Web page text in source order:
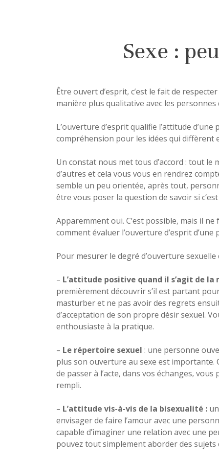
Sexe :
Être ouvert d’esprit, c’est le fait de
manière plus qualitative avec les personnes
L’ouverture d’esprit qualifie l’attitude
compréhension pour les idées qui diffèrent
Un constat nous met tous d’accord : tout le
d’autres et cela vous vous en rendrez
semble un peu orientée, après tout,
être vous poser la question de savoir si
Apparemment oui. C’est possible, mais il
comment évaluer l’ouverture d’esprit
Pour mesurer le degré d’ouverture
– L’attitude positive quand il s’agit de
premièrement découvrir s’il est partant
masturber et ne pas avoir des regrets
d’acceptation de son propre désir sexuel.
enthousiaste à la pratique.
– Le répertoire sexuel: une personne
plus son ouverture au sexe est importante.
de passer à l’acte, dans vos échanges,
rempli.
– L’attitude vis-à-vis de la bisexualité :
envisager de faire l’amour avec une
capable d’imaginer une relation avec une
pouvez tout simplement aborder des